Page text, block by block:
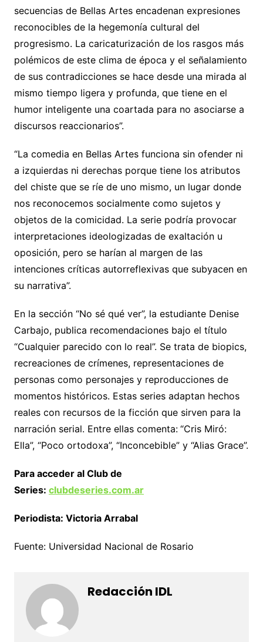
secuencias de Bellas Artes encadenan expresiones
reconocibles de la hegemonía cultural del
progresismo. La caricaturización de los rasgos más
polémicos de este clima de época y el señalamiento
de sus contradicciones se hace desde una mirada al
mismo tiempo ligera y profunda, que tiene en el
humor inteligente una coartada para no asociarse a
discursos reaccionarios”.
“La comedia en Bellas Artes funciona sin ofender ni
a izquierdas ni derechas porque tiene los atributos
del chiste que se ríe de uno mismo, un lugar donde
nos reconocemos socialmente como sujetos y
objetos de la comicidad. La serie podría provocar
interpretaciones ideologizadas de exaltación u
oposición, pero se harían al margen de las
intenciones críticas autorreflexivas que subyacen en
su narrativa”.
En la sección “No sé qué ver”, la estudiante Denise
Carbajo, publica recomendaciones bajo el título
“Cualquier parecido con lo real”. Se trata de biopics,
recreaciones de crímenes, representaciones de
personas como personajes y reproducciones de
momentos históricos. Estas series adaptan hechos
reales con recursos de la ficción que sirven para la
narración serial. Entre ellas comenta: “Cris Miró:
Ella”, “Poco ortodoxa”, “Inconcebible” y “Alias Grace”.
Para acceder al Club de
Series: clubdeseries.com.ar
Periodista: Victoria Arrabal
Fuente: Universidad Nacional de Rosario
Redacción IDL